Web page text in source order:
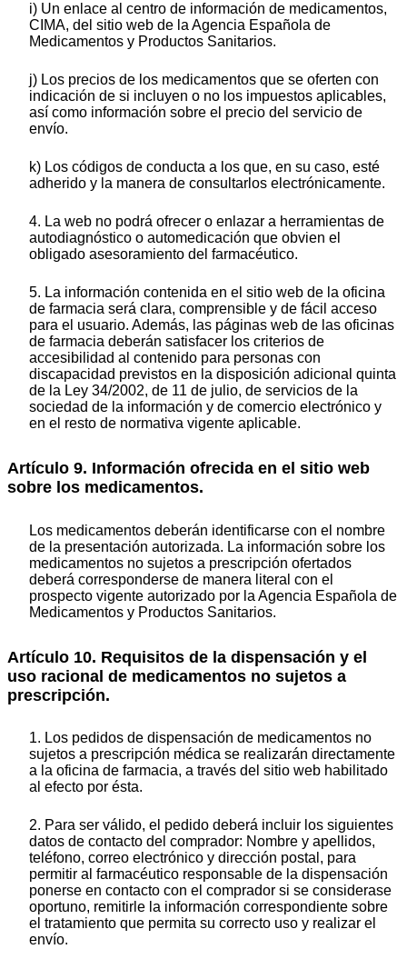
i) Un enlace al centro de información de medicamentos,
CIMA, del sitio web de la Agencia Española de
Medicamentos y Productos Sanitarios.
j) Los precios de los medicamentos que se oferten con
indicación de si incluyen o no los impuestos aplicables,
así como información sobre el precio del servicio de
envío.
k) Los códigos de conducta a los que, en su caso, esté
adherido y la manera de consultarlos electrónicamente.
4. La web no podrá ofrecer o enlazar a herramientas de
autodiagnóstico o automedicación que obvien el
obligado asesoramiento del farmacéutico.
5. La información contenida en el sitio web de la oficina
de farmacia será clara, comprensible y de fácil acceso
para el usuario. Además, las páginas web de las oficinas
de farmacia deberán satisfacer los criterios de
accesibilidad al contenido para personas con
discapacidad previstos en la disposición adicional quinta
de la Ley 34/2002, de 11 de julio, de servicios de la
sociedad de la información y de comercio electrónico y
en el resto de normativa vigente aplicable.
Artículo 9. Información ofrecida en el sitio web
sobre los medicamentos.
Los medicamentos deberán identificarse con el nombre
de la presentación autorizada. La información sobre los
medicamentos no sujetos a prescripción ofertados
deberá corresponderse de manera literal con el
prospecto vigente autorizado por la Agencia Española de
Medicamentos y Productos Sanitarios.
Artículo 10. Requisitos de la dispensación y el
uso racional de medicamentos no sujetos a
prescripción.
1. Los pedidos de dispensación de medicamentos no
sujetos a prescripción médica se realizarán directamente
a la oficina de farmacia, a través del sitio web habilitado
al efecto por ésta.
2. Para ser válido, el pedido deberá incluir los siguientes
datos de contacto del comprador: Nombre y apellidos,
teléfono, correo electrónico y dirección postal, para
permitir al farmacéutico responsable de la dispensación
ponerse en contacto con el comprador si se considerase
oportuno, remitirle la información correspondiente sobre
el tratamiento que permita su correcto uso y realizar el
envío.